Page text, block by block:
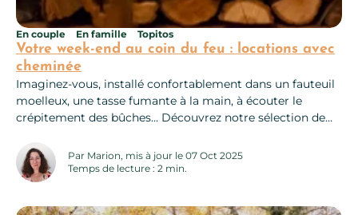
Votre week-end au coin du feu : locations avec
cheminée
En couple En famille Topitos
Imaginez-vous, installé confortablement dans un fauteuil
moelleux, une tasse fumante à la main, à écouter le
crépitement des bûches… Découvrez notre sélection de
pour sublimer un week-end cocooning en Aveyron. Des
expériences à vivre en hiver Même si vous êtes bien au
chaud dans votre location...
Par Marion, mis à jour le 07 Oct 2025
Temps de lecture : 2 min.